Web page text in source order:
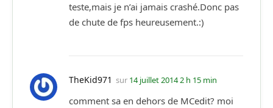
teste,mais je n’ai jamais crashé.Donc pas
de chute de fps heureusement.:)
TheKid971 sur 14 juillet 2014 2 h 15 min
comment sa en dehors de MCedit? moi